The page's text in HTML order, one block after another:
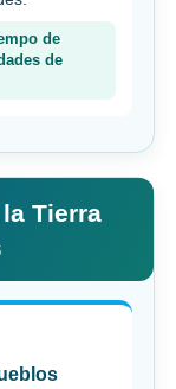
de
de
Tierra